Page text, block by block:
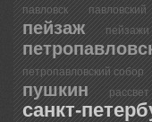
павловск павловский
пейзаж пейзажи
петропавловский собор
пушкин рассвет
санкт-